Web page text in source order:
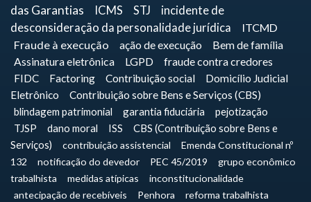
das Garantias
ICMS STJ
incidente de
desconsideração da personalidade jurídica
ITCMD
Fraude à execução
ação de execução
Bem de família
Assinatura eletrônica
LGPD fraude contra credores
FIDC Factoring Contribuição social
Domicílio Judicial
Eletrônico
Contribuição sobre Bens e Serviços (CBS)
blindagem patrimonial
garantia fiduciária
pejotização
TJSP
dano moral ISS
CBS (Contribuição sobre Bens e
Serviços)
contribuição assistencial
Emenda Constitucional nº
132
notificação do devedor PEC 45/2019
grupo econômico
trabalhista
medidas atípicas
inconstitucionalidade
antecipação de recebíveis
Penhora
reforma trabalhista